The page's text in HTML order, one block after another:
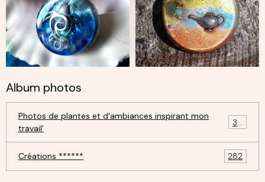
Album photos
Photos de plantes et d'ambiances inspirant mon
travail'
30
Créations ****** 282